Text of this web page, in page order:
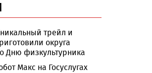
трейл и
округа
Дню физкультурника
Макс на Госуслугах